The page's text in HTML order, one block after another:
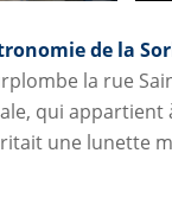
de la
la rue
qui appartient
une lunette